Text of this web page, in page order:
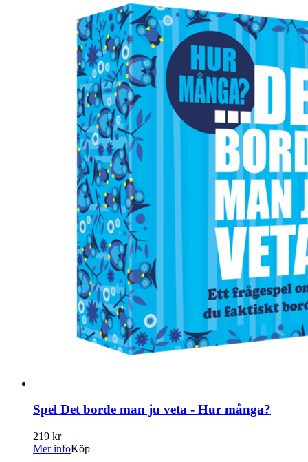
Spel Det borde man ju veta - Hur många?
219 kr
Mer infoKöp